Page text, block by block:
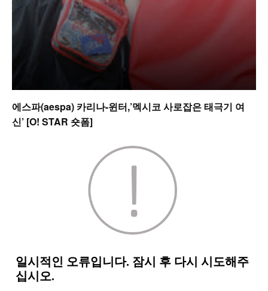
에스파(aespa) 카리나-윈터,’멕시코 사로잡은 태극기 여
신’ [O! STAR 숏폼]